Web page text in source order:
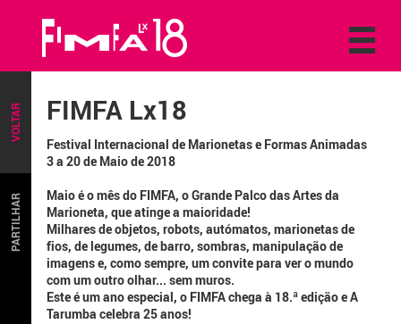
VOLTAR
PARTILHAR
FIMFA Lx18
Festival Internacional de Marionetas e Formas Animadas
3 a 20 de Maio de 2018
Maio é o mês do FIMFA, o Grande Palco das Artes da
Marioneta, que atinge a maioridade!
Milhares de objetos, robots, autómatos, marionetas de
fios, de legumes, de barro, sombras, manipulação de
imagens e, como sempre, um convite para ver o mundo
com um outro olhar... sem muros.
Este é um ano especial, o FIMFA chega à 18.ª edição e A
Tarumba celebra 25 anos!